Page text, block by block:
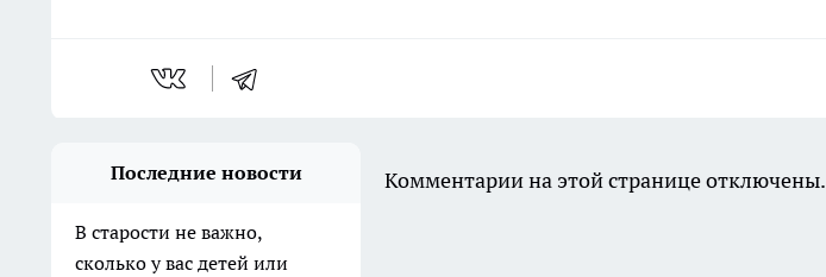
Последние новости
В старости не важно,
сколько у вас детей или
Комментарии на этой странице отключены.